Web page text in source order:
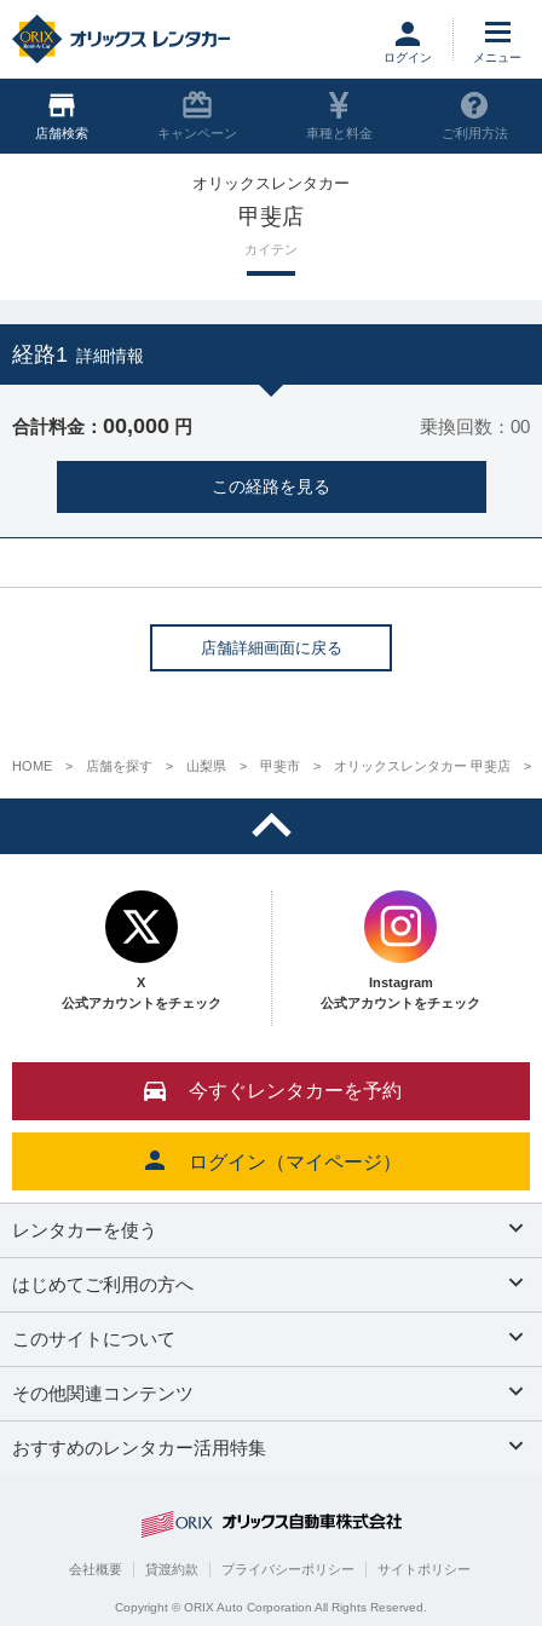
ログイン
店舗 キャンペーン 車種と料金 ご利用方法
オリックスレンタカー
甲斐店
カイテン
経路1 詳細情報
合計料金： 00,000 円 乗換回数：00
この経路を見る
店舗詳細画面に戻る
HOME 店舗を探す 山梨県 甲斐市 オリックスレンタカー 甲斐店
X
公式アカウントをチェック
Instagram
公式アカウントをチェック
今すぐレンタカーを予約
ログイン（マイページ）
レンタカーを使う
はじめてご利用の方へ
このサイトについて
その他関連コンテンツ
おすすめのレンタカー活用特集
会社概要 貸渡約款 プライバシーポリシー サイトポリシー
Copyright © ORIX Auto Corporation All Rights Reserved.